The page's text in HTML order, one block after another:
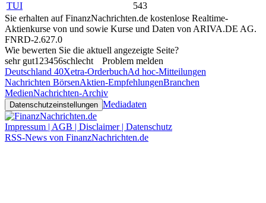
TUI
543
Sie erhalten auf FinanzNachrichten.de kostenlose Realtime-
Aktienkurse von und sowie Kurse und Daten von ARIVA.DE AG.
FNRD-2.627.0
Wie bewerten Sie die aktuell angezeigte Seite?
sehr gut1 23456schlecht
Problem melden
Deutschland 40Xetra-OrderbuchAd hoc-Mitteilungen
Nachrichten BörsenAktien-EmpfehlungenBranchen
MedienNachrichten-Archiv
Datenschutzeinstellungen Mediadaten
Impressum | AGB | Disclaimer | Datenschutz
RSS-News von FinanzNachrichten.de